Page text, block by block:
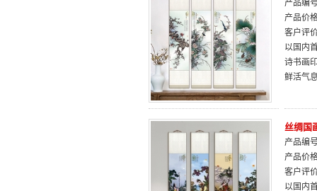
产品编
产品价
客户评
以国内
诗书画
鲜活气
丝绸国
产品编
产品价
客户评
以国内